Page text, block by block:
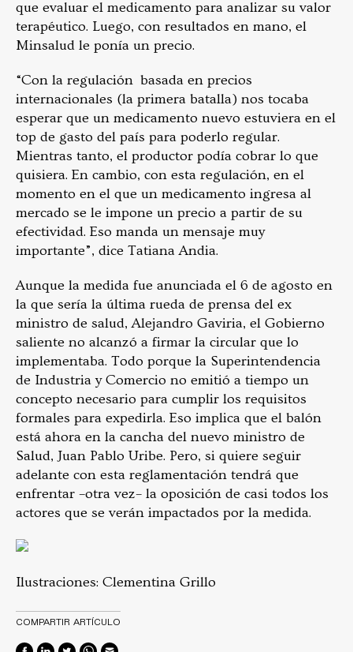
que evaluar el medicamento para analizar su valor
terapéutico. Luego, con resultados en mano, el
Minsalud le ponía un precio.
“Con la regulación basada en precios
internacionales (la primera batalla) nos tocaba
esperar que un medicamento nuevo estuviera en el
top de gasto del país para poderlo regular.
Mientras tanto, el productor podía cobrar lo que
quisiera. En cambio, con esta regulación, en el
momento en el que un medicamento ingresa al
mercado se le impone un precio a partir de su
efectividad. Eso manda un mensaje muy
importante”, dice Tatiana Andia.
Aunque la medida fue anunciada el 6 de agosto en
la que sería la última rueda de prensa del ex
ministro de salud, Alejandro Gaviria, el Gobierno
saliente no alcanzó a firmar la circular que lo
implementaba. Todo porque la Superintendencia
de Industria y Comercio no emitió a tiempo un
concepto necesario para cumplir los requisitos
formales para expedirla. Eso implica que el balón
está ahora en la cancha del nuevo ministro de
Salud, Juan Pablo Uribe. Pero, si quiere seguir
adelante con esta reglamentación tendrá que
enfrentar –otra vez– la oposición de casi todos los
actores que se verán impactados por la medida.
Ilustraciones: Clementina Grillo
COMPARTIR ARTÍCULO